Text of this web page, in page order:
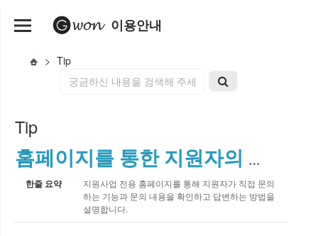
이용안내
> Tip
Tip
홈페이지를 통한 지원자의 문의 기능
한줄 요약
지원사업 전용 홈페이지를 통해 지원자가 직접 문의
하는 기능과 문의 내용을 확인하고 답변하는 방법을
설명합니다.